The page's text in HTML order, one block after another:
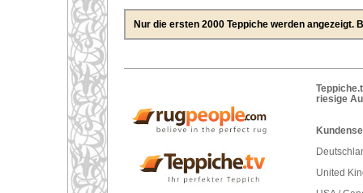
Nur die ersten 2000 Teppiche werden angezeigt.
riesige
United